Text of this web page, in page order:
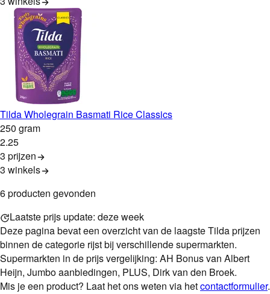
Tilda Wholegrain Basmati Rice Classics
250 gram
2.25
3 prijzen
3 winkels
6producten gevonden
Laatste prijs update: deze week
Deze pagina bevat een overzicht van de laagsteTildaprijzen
binnen de categorie rijstbij verschillende supermarkten.
Supermarkten in de prijs vergelijking: AH Bonus van Albert
Heijn, Jumbo aanbiedingen, PLUS, Dirk van den Broek.
Mis je een product? Laat het ons weten via hetcontactformulier.